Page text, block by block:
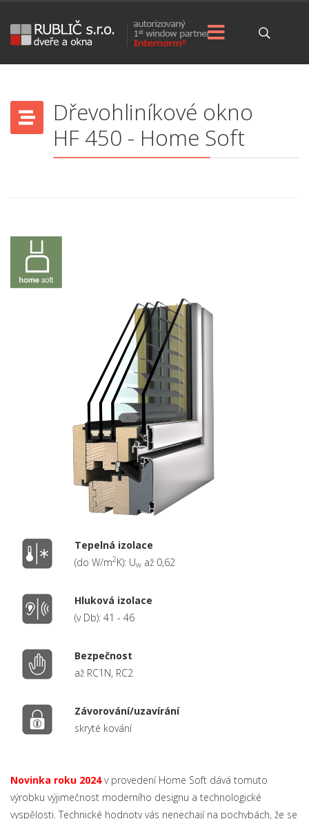
Dřevohliníkové okno
HF 450 - Home Soft
Tepelná izolace
(do W/m2K): Uw až 0,62
Hluková izolace
(v Db): 41 - 46
Bezpečnost
až RC1N, RC2
Závorování/uzavírání
skryté kování
Novinka roku 2024v provedení Home Soft dává tomuto
výrobku výjimečnost moderního designu a technologické
vyspělosti. Technické hodnoty vás nenechají na pochybách, že se